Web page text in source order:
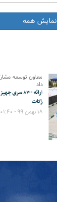
نمایش همه
معاون توسعه
داد
ارائه ۸۷۰۰
زکات
۱۸ بهمن ۹۹ - ۰۱:۴۰